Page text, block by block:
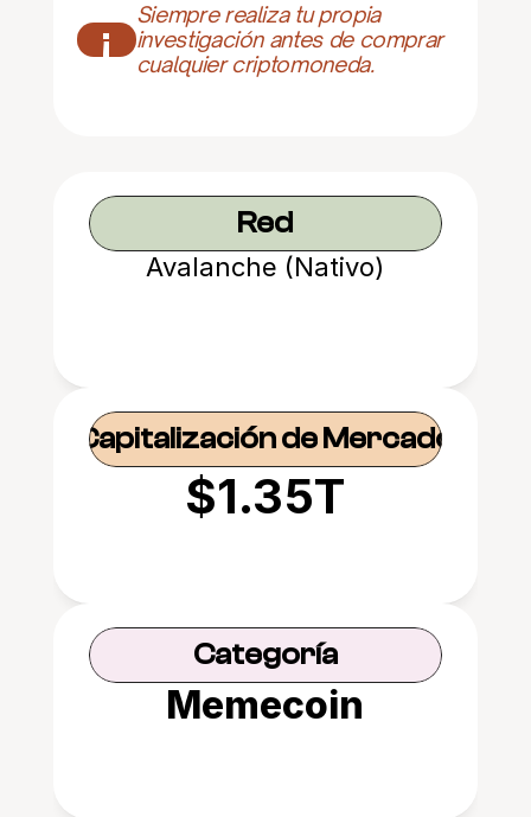
¡
Siempre realiza tu propia
investigación antes de comprar
cualquier criptomoneda.
Red
Avalanche (Nativo)
Capitalización de Mercado
$1.35T
Categoría
Memecoin